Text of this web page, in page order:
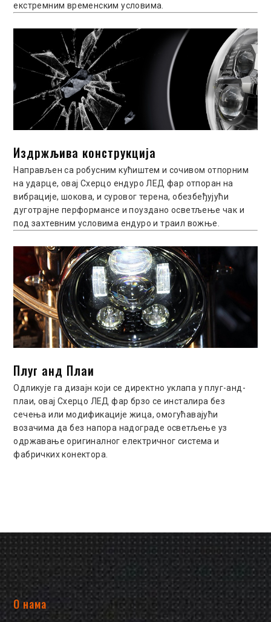
екстремним временским условима.
Издржљива конструкција
Направљен са робусним кућиштем и сочивом отпорним
на ударце, овај Схерцо ендуро ЛЕД фар отпоран на
вибрације, шокова, и суровог терена, обезбеђујући
дуготрајне перформансе и поуздано осветљење чак и
под захтевним условима ендуро и траил вожње.
Плуг анд Плаи
Одликује га дизајн који се директно уклапа у плуг-анд-
плаи, овај Схерцо ЛЕД фар брзо се инсталира без
сечења или модификације жица, омогућавајући
возачима да без напора надограде осветљење уз
одржавање оригиналног електричног система и
фабричких конектора.
О нама